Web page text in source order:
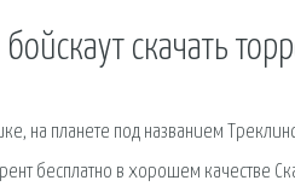
скачать
на планете под названием
бесплатно в хорошем качестве